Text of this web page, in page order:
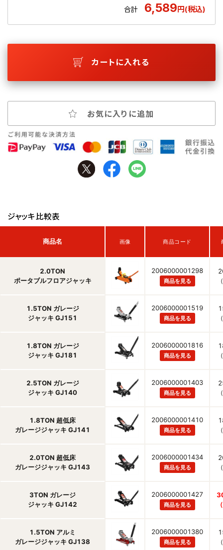
合計 6,589円(税込)
カートに入れる
お気に入りに追加
ジャッキ比較表